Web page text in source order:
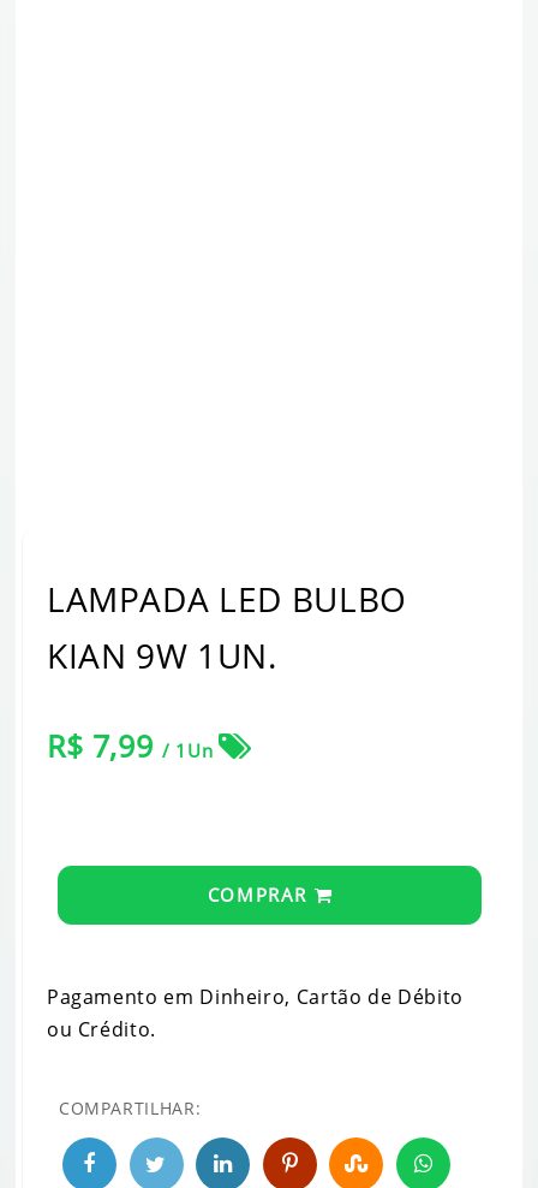
LAMPADA LED BULBO
KIAN 9W 1UN.
R$ 7,99/ 1Un
COMPRAR
Pagamento em Dinheiro, Cartão de Débito
ou Crédito.
COMPARTILHAR: